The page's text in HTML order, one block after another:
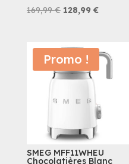
169,99€ Le
était :
169,99 €.
128,99 €Le
est :
128,99 €.
Promo !
SMEG MFF11WHEU
Chocolatières Blanc